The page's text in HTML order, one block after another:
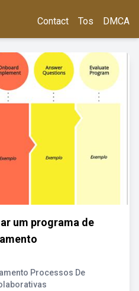
Contact Tos DMCA
um programa de
Processos De